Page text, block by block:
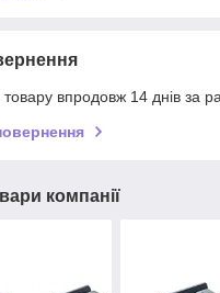
впродовж 14 днів за
компанії